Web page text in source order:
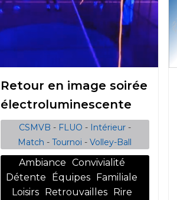
Retour en image soirée
électroluminescente
CSMVB - FLUO - Intérieur -
Match - Tournoi - Volley-Ball
Ambiance Convivialité
Détente
Équipes Familiale
Loisirs Retrouvailles Rire